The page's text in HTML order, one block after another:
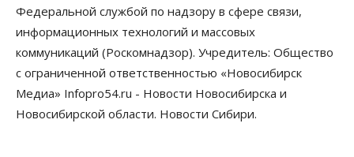
Общество Право&Порядок
В Новосибирске руководителя отдела полиции
заключили под стражу
07 Августа 2026, 10:15
Общество
Недели жары повлияли на урожай в
Новосибирской области, но режима ЧС не будет
Федеральной службой по надзору в сфере связи,
информационных технологий и массовых
коммуникаций (Роскомнадзор). Учредитель: Общество
с ограниченной ответственностью «Новосибирск
Медиа» Infopro54.ru - Новости Новосибирска и
Новосибирской области. Новости Сибири.